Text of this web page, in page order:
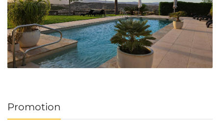
Promotion